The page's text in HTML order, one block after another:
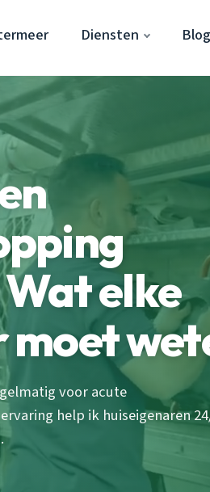
Diensten
elke
moet
voor acute
help ik huiseigenaren